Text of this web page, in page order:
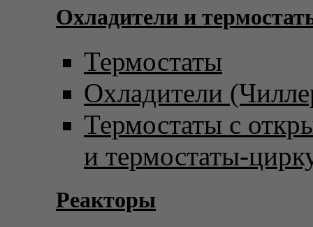
Охладители и
Термостаты
Охладители
Термостаты с
и термостаты-
Реакторы